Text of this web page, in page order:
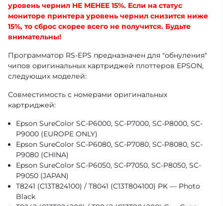
уровень чернил НЕ МЕНЕЕ 15%. Если на статус
мониторе принтера уровень чернил снизится ниже
15%, то сброс скорее всего не получится. Будьте
внимательны!
Программатор RS-EPS предназначен для "обнуления"
чипов оригинальных картриджей плоттеров EPSON,
следующих моделей:
Совместимость с номерами оригинальных
картриджей:
Epson SureColor SC-P6000, SC-P7000, SC-P8000, SC-
P9000 (EUROPE ONLY)
Epson SureColor SC-P6080, SC-P7080, SC-P8080, SC-
P9080 (CHINA)
Epson SureColor SC-P6050, SC-P7050, SC-P8050, SC-
P9050 (JAPAN)
T8241 (C13T824100) / T8041 (C13T804100) PK — Photo
Black